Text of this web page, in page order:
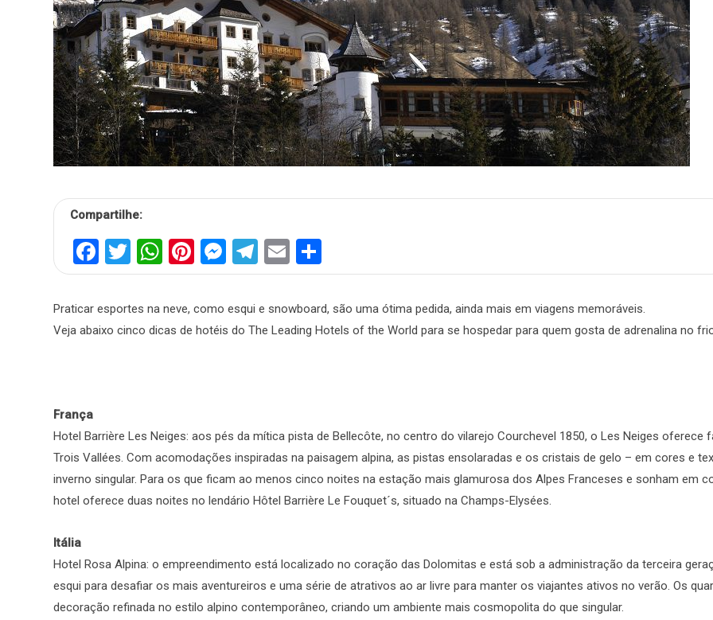
Compartilhe:
Facebook
Twitter
WhatsApp
Pinterest
Messenger
Telegram
Email
Praticar esportes na neve, como esqui e snowboard, são uma ótima pedida, ainda mais em viagens memoráveis.
Veja abaixo cinco dicas de hotéis do The Leading Hotels of the World para se hospedar para quem gosta de adrenalina no
França
Hotel Barrière Les Neiges: aos pés da mítica pista de Bellecôte, no centro do vilarejo Courchevel 1850, o Les Neiges
Trois Vallées. Com acomodações inspiradas na paisagem alpina, as pistas ensolaradas e os cristais de gelo – em cores e
inverno singular. Para os que ficam ao menos cinco noites na estação mais glamurosa dos Alpes Franceses e sonham em
hotel oferece duas noites no lendário Hôtel Barrière Le Fouquet´s, situado na Champs-Elysées.
Itália
Hotel Rosa Alpina: o empreendimento está localizado no coração das Dolomitas e está sob a administração da terceira
esqui para desafiar os mais aventureiros e uma série de atrativos ao ar livre para manter os viajantes ativos no verão. Os
decoração refinada no estilo alpino contemporâneo, criando um ambiente mais cosmopolita do que singular.